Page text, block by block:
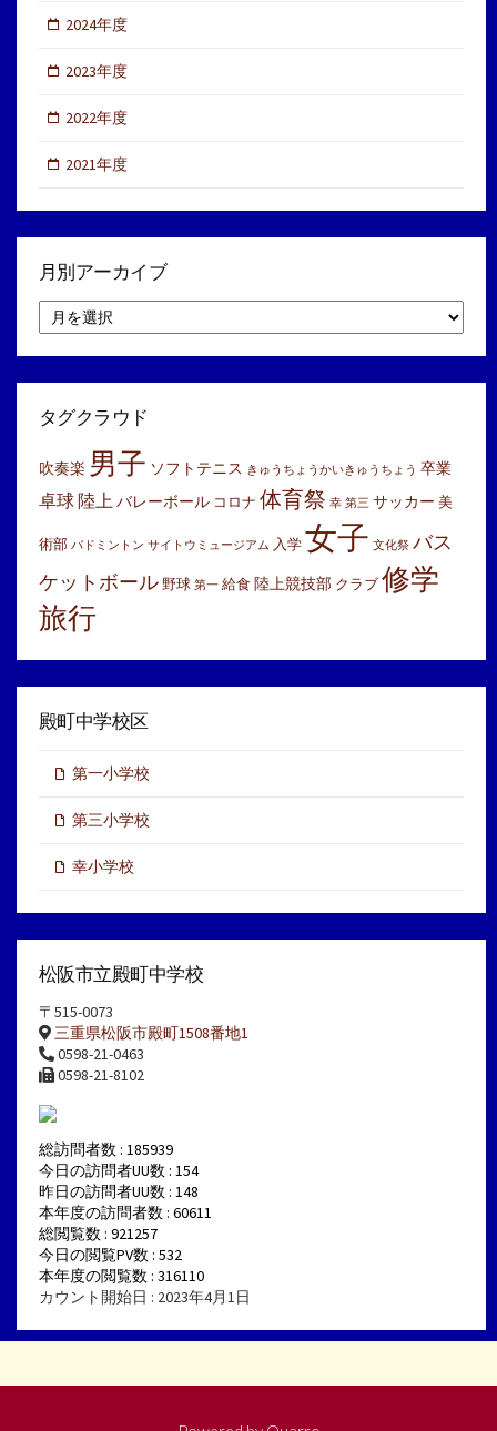
2024年度
2023年度
2022年度
2021年度
月別アーカイブ
別
ア
イ
タグクラウド
吹奏楽 男子 ソフトテニス きゅうちょうかいきゅうちょう 卒業
卓球陸上バレーボール コロナ 体育祭 幸 第三 サッカー 美
術部 バドミントン サイトウミュージアム 入学 女子 文化祭 バス
ケットボール 野球 第一 給食 陸上競技部 クラブ 修学
旅行
殿町中学校区
第一小学校
第三小学校
幸小学校
松阪市立殿町中学校
〒515-0073
三重県松阪市殿町1508番地1
0598-21-0463
0598-21-8102
総訪問者数 : 185939
今日の訪問者UU数 : 154
昨日の訪問者UU数 : 148
本年度の訪問者数 : 60611
総閲覧数 : 921257
今日の閲覧PV数 : 532
本年度の閲覧数 : 316110
カウント開始日 : 2023年4月1日